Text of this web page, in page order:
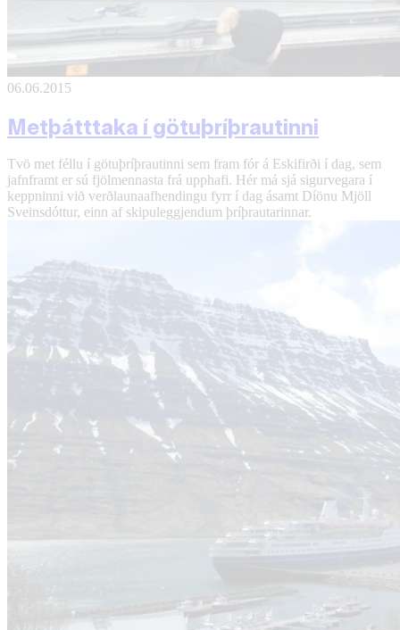
06.06.2015
Metþátttaka í götuþríþrautinni
Tvö met féllu í götuþríþrautinni sem fram fór á Eskifirði í dag, sem
jafnframt er sú fjölmennasta frá upphafi. Hér má sjá sigurvegara í
keppninni við verðlaunaafhendingu fyrr í dag ásamt Díönu Mjöll
Sveinsdóttur, einn af skipuleggjendum þríþrautarinnar.